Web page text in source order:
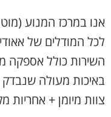
אנו במרכז המנוע
השירות כולל אספקה
באיכות מעולה
צוות מיומן + אחריות מקיפה